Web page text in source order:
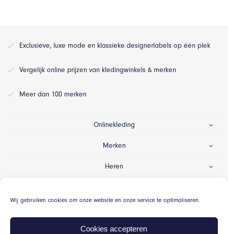
Wij gebruiken cookies om onze website en onze service te optimaliseren.
Cookies accepteren
Exclusieve, luxe mode en klassieke designerlabels op één plek
Vergelijk online prijzen van kledingwinkels & merken
Meer dan 100 merken
Onlinekleding
Merken
Heren